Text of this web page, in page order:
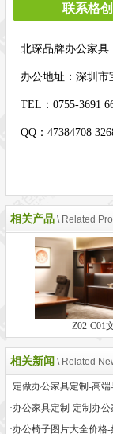
联系格创
北琛品牌办公家具
办公地址： 深圳市
TEL：0755-3691
QQ：47384708
相关产品 \ Related
Z02-C01
相关新闻 \ Related
·办公家具定制-定制办